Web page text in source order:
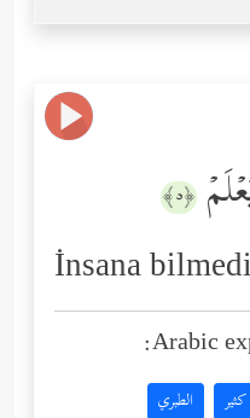
﴿٥﴾
İnsana
Arabic
الطبري